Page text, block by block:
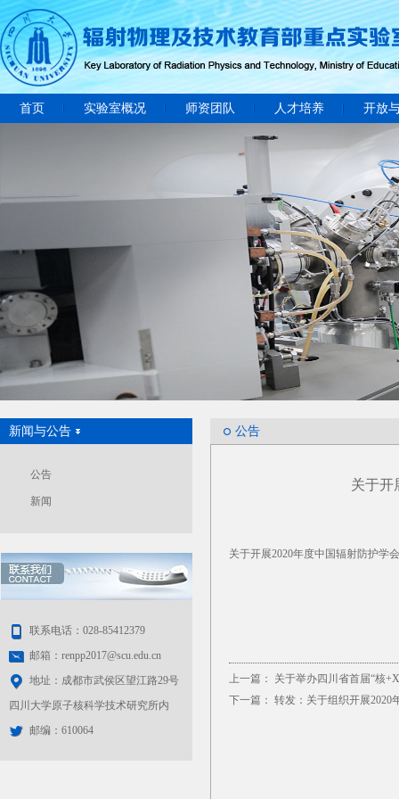
首页 实验室概况 师资团队 人才培养 开放
新闻与公告
公告
新闻
联系电话：028-85412379
邮箱：renpp2017@scu.edu.cn
地址：成都市武侯区望江路29号
四川大学原子核科学技术研究所内
邮编：610064
公告
关于开
关于开展2020年度中国辐射防护学
上一篇： 关于举办四川省首届“核
下一篇： 转发：关于组织开展2020